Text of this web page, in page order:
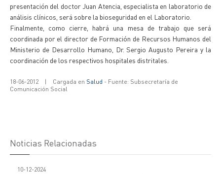
presentación del doctor Juan Atencia, especialista en laboratorio de
análisis clínicos, será sobre la bioseguridad en el Laboratorio.
Finalmente, como cierre, habrá una mesa de trabajo que será
coordinada por el director de Formación de Recursos Humanos del
Ministerio de Desarrollo Humano, Dr. Sergio Augusto Pereira y la
coordinación de los respectivos hospitales distritales.
18-06-2012 | Cargada en Salud - Fuente: Subsecretaría de
Comunicación Social
Noticias Relacionadas
10-12-2024